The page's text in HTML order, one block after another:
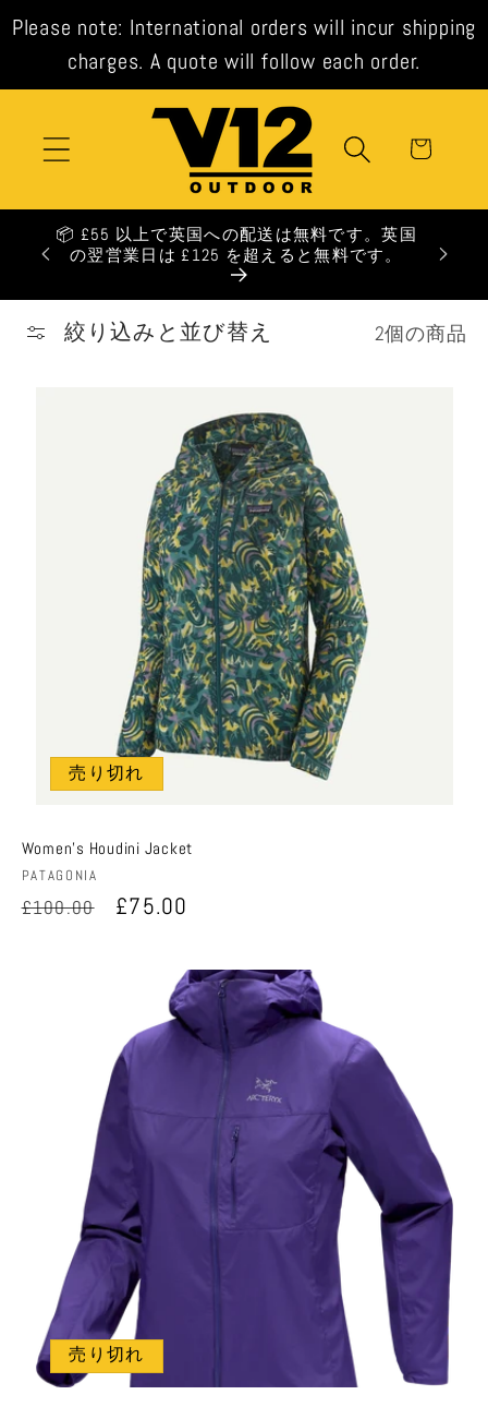
Please note: International orders will incur shipping
charges. A quote will follow each order.
ンツに
進む
ー
📦 £55 以上で英国への配送は無料です。英国
の翌営業日は £125 を超えると無料です。
絞り込みと並び替え 2個の商品
売り切れ
Women's Houdini Jacket
販
売
PATAGONIA
通
£100.00
セ
格
£75.00
売り切れ